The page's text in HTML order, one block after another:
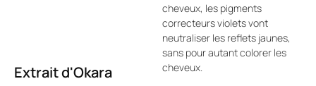
Extrait d'Okara
cheveux, les pigments
correcteurs violets vont
neutraliser les reflets jaunes,
sans pour autant colorer les
cheveux.